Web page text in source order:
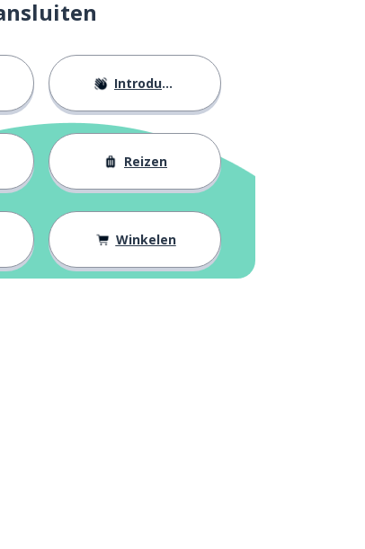
Introducties
Reizen
Winkelen